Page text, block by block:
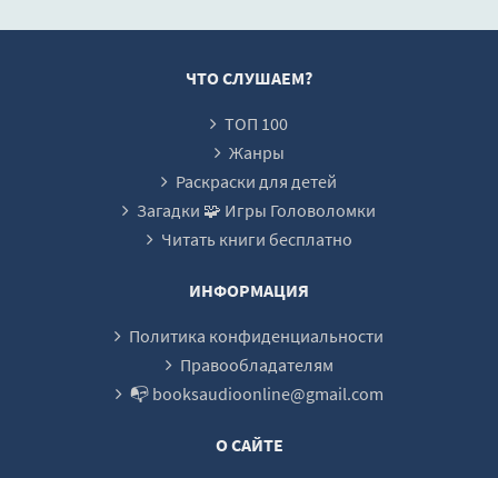
Ýíåðãèÿ íàøèõ ìûñëåé
Ýíåðãèÿ íàøèõ ìûñëåé
Ýíåðãèÿ íàøèõ ìûñëåé
Ýíåðãèÿ íàøèõ ìûñëåé
Ýíåðãèÿ íàøèõ ìûñëåé
ЧТО СЛУШАЕМ?
ТОП 100
Жанры
Раскраски для детей
Загадки 🧩 Игры Головоломки
Читать книги бесплатно
ИНФОРМАЦИЯ
Политика конфиденциальности
Правообладателям
📭 booksaudioonline@gmail.com
О САЙТЕ